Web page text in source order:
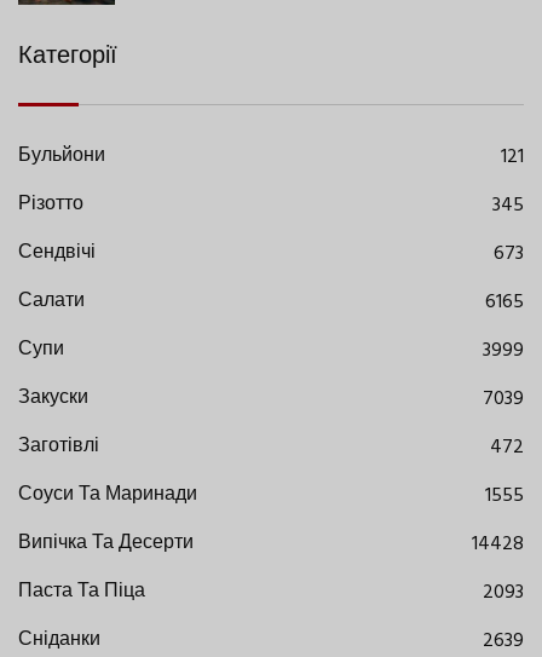
Категорії
Бульйони
121
Різотто
345
Сендвічі
673
Салати
6165
Супи
3999
Закуски
7039
Заготівлі
472
Соуси Та Маринади
1555
Випічка Та Десерти
14428
Паста Та Піца
2093
Сніданки
2639